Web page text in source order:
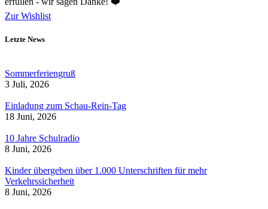
Zur Wishlist
Letzte News
Sommerferiengruß
3 Juli, 2026
Einladung zum Schau-Rein-Tag
18 Juni, 2026
10 Jahre Schulradio
8 Juni, 2026
Kinder übergeben über 1.000 Unterschriften für mehr
Verkehrssicherheit
8 Juni, 2026